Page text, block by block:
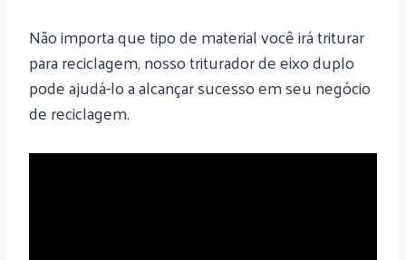
Não importa que tipo de material você irá triturar
para reciclagem, nosso triturador de eixo duplo
pode ajudá-lo a alcançar sucesso em seu negócio
de reciclagem.